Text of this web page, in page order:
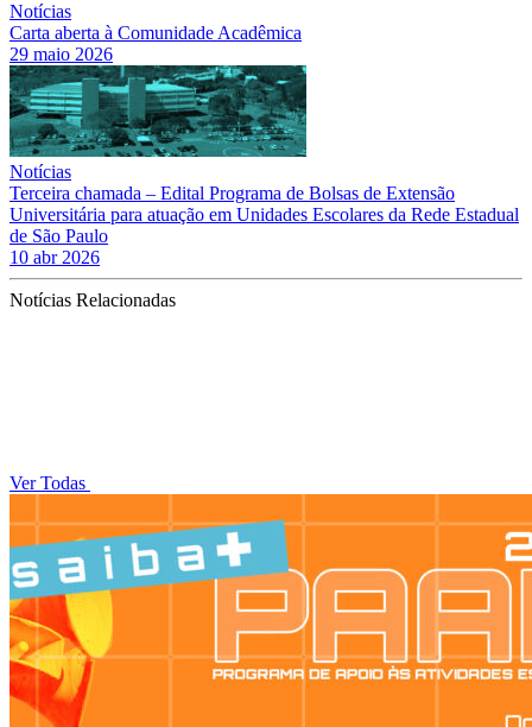
Notícias
Carta aberta à Comunidade Acadêmica
29 maio 2026
Notícias
Terceira chamada – Edital Programa de Bolsas de Extensão
Universitária para atuação em Unidades Escolares da Rede Estadual
de São Paulo
10 abr 2026
Notícias Relacionadas
Ver Todas